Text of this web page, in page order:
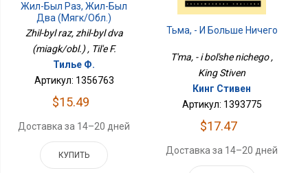
Жил-Был Раз, Жил-Был
Два (мягк/обл.)
Zhil-byl raz, zhil-byl dva
(miagk/obl.) , Til'e F.
Тилье Ф.
Артикул: 1356763
$15.49
Доставка за 14–20 дней
КУПИТЬ
Тьма, - И Больше Ничего
T'ma, - i bol'she nichego ,
King Stiven
Кинг Стивен
Артикул: 1393775
$17.47
Доставка за 14–20 дней